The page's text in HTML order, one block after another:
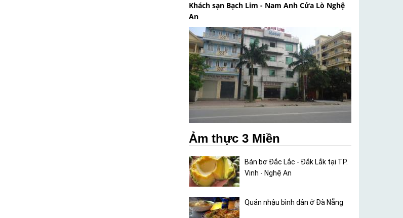
Khách sạn Bạch Lim - Nam Anh Cửa Lò Nghệ
An
Ảm thực 3 Miền
Bán bơ Đắc Lắc - Đắk Lắk tại TP.
Vinh - Nghệ An
Quán nhậu bình dân ở Đà Nẵng